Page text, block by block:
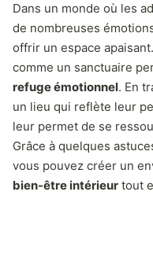
Dans un monde où les
de nombreuses
offrir un espace
comme un sanctuaire
refuge émotionnel. En
un lieu qui reflète leur
leur permet de se
Grâce à quelques
vous pouvez créer un
bien-être intérieur tout